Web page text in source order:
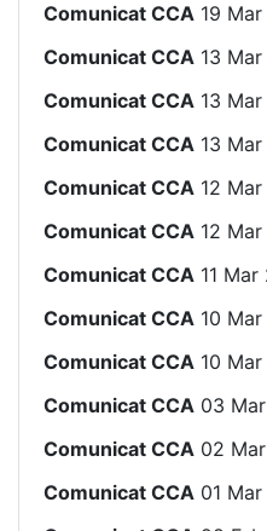
Comunicat CCA 19
Comunicat CCA 13
Comunicat CCA 13
Comunicat CCA 13
Comunicat CCA 12
Comunicat CCA 12
Comunicat CCA 11
Comunicat CCA 10
Comunicat CCA 10
Comunicat CCA 03
Comunicat CCA 02
Comunicat CCA 01